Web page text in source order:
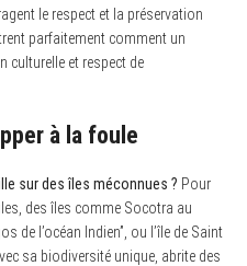
le respect et la préservation
parfaitement comment un
culturelle et respect de
à la foule
sur des îles méconnues ? Pour
des îles comme Socotra au
de l’océan Indien”, ou l’île de Saint
sa biodiversité unique, abrite des